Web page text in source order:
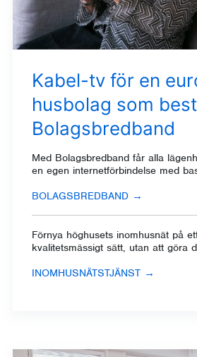
Kabel-tv för en
husbolag som
Bolagsbredband
Med Bolagsbredbandfår alla
en egen internetförbindelse med
BOLAGSBREDBAND →
Förnya höghusets inomhusnät på
kvalitetsmässigt sätt, utan att göra
INOMHUSNÄTSTJÄNST →